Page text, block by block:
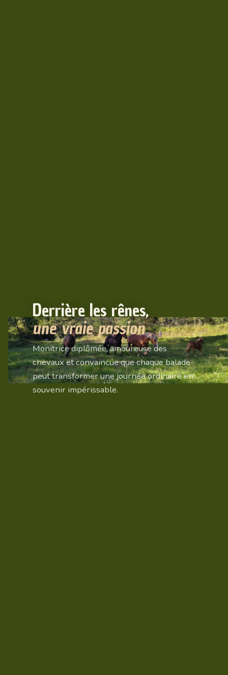
Derrière les rênes,
une vraie passion
Monitrice diplômée, amoureuse des
chevaux et convaincue que chaque balade
peut transformer une journée ordinaire en
souvenir impérissable.